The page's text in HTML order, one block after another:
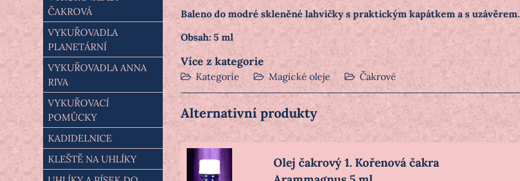
Baleno do modré skleněné lahvičky s praktickým kapátkem a s uzávěrem.
Obsah: 5 ml
Více z kategorie
Kategorie Magické oleje Čakrové
Alternativní produkty
Olej čakrový 1. Kořenová čakra
ČAKROVÁ
VYKUŘOVADLA
PLANETÁRNÍ
VYKUŘOVADLA ANNA
RIVA
VYKUŘOVACÍ
POMŮCKY
KADIDELNICE
KLEŠTĚ NA UHLÍKY